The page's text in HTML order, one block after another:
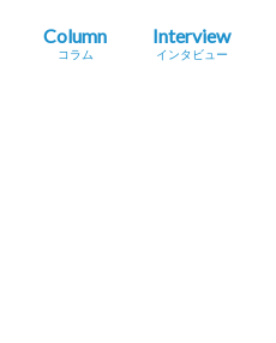
Column
コラム
Interview
インタビュー